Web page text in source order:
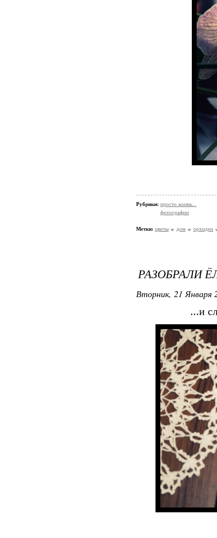
Рубрики: просто жизнь...
фотографии
Метки: цветы дом орхидеи
РАЗОБРАЛИ
Вторник, 21 Января
...и